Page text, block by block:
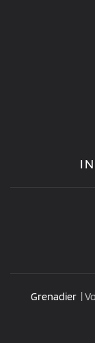
Grenadier|